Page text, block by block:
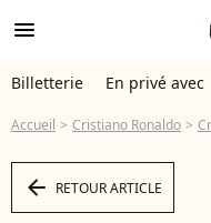
menu
Billetterie En privé avec
Accueil Cristiano Ronaldo
arrow_left RETOUR ARTICLE